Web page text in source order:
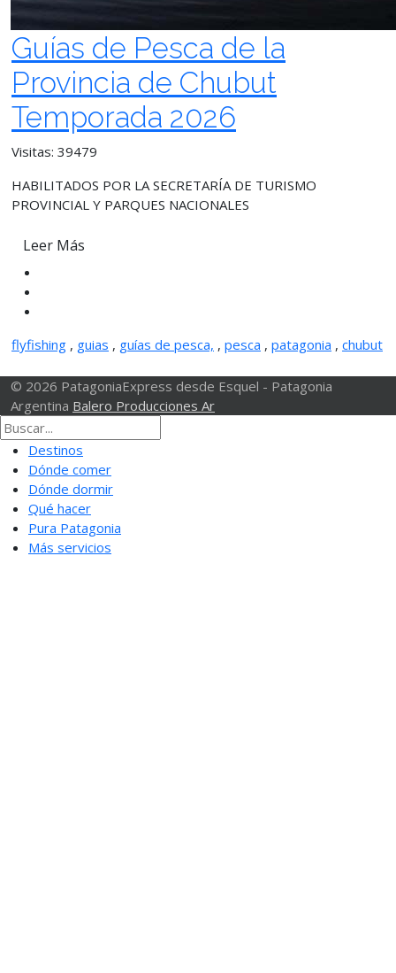
Guías de Pesca de la
Provincia de Chubut
Temporada 2026
Visitas: 39479
HABILITADOS POR LA SECRETARÍA DE TURISMO
PROVINCIAL Y PARQUES NACIONALES
Leer Más
flyfishing , guias , guías de pesca, , pesca , patagonia , chubut
© 2026 PatagoniaExpress desde Esquel - Patagonia
Argentina Balero Producciones Ar
Destinos
Dónde comer
Dónde dormir
Qué hacer
Pura Patagonia
Más servicios